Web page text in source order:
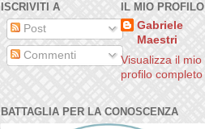
ISCRIVITI A
Post
Commenti
IL MIO PROFILO
Gabriele
Maestri
Visualizza il mio
profilo completo
BATTAGLIA PER LA CONOSCENZA